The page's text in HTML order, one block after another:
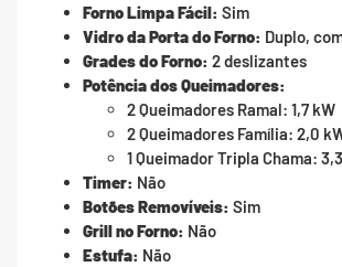
Forno Limpa Fácil: Sim
Vidro da Porta do Forno: Duplo,
Grades do Forno: 2 deslizantes
Potência dos Queimadores:
2 Queimadores Ramal: 1,7 kW
2 Queimadores Família: 2,0
1 Queimador Tripla Chama:
Timer: Não
Botões Removíveis: Sim
Grill no Forno: Não
Estufa: Não